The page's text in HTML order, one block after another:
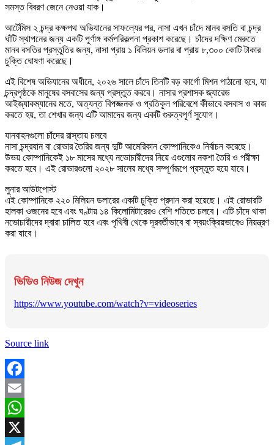
সমস্ত বিবরণ জেনে নেওয়া যাক।
আর্টেমিস ২ চন্দ্র কক্ষপথ অভিযানের সাফল্যের পর, নাসা এখন চাঁদে মানব বসতি বা চন্দ্র
ঘাঁটি স্থাপনের জন্য একটি পূর্ণাঙ্গ কর্মপরিকল্পনা প্রকাশ করেছে। চাঁদের দক্ষিণ মেরুতে
মানব বসতির প্রস্তুতির জন্য, নাসা প্রায় ১ বিলিয়ন ডলার বা প্রায় ৮,৩০০ কোটি টাকার
চুক্তি ঘোষণা করেছে।
এই বিশেষ অভিযানের অধীনে, ২০২৬ সালে চাঁদে তিনটি বড় কার্গো মিশন পাঠানো হবে, যা
চন্দ্রপৃষ্ঠকে মানুষের বসবাসের জন্য প্রস্তুত করবে। নাসার প্রশাসক জ্যারেড
আইজ্যাকম্যানের মতে, অত্যন্ত বিপজ্জনক ও প্রতিকূল পরিবেশে কীভাবে বসবাস ও কাজ
করতে হয়, তা শেখার জন্য এটি আমাদের জন্য একটি গুরুত্বপূর্ণ সুযোগ।
যানবাহনগুলো চাঁদের রাস্তায় চলবে
নাসা চন্দ্রযান বা রোভার তৈরির জন্য দুটি আমেরিকান কোম্পানিকেও নির্বাচন করেছে।
উভয় কোম্পানিকেই ১৮ মাসের মধ্যে নভোচারীদের নিয়ে এগুলোর নকশা তৈরি ও পরীক্ষা
করতে হবে। এই রোভারগুলো ২০২৮ সালের মধ্যে সম্পূর্ণরূপে প্রস্তুত হয়ে যাবে।
লুনার আউটপোস্ট
এই কোম্পানিকে ২২০ মিলিয়ন ডলারের একটি চুক্তি প্রদান করা হয়েছে। এই রোভারটি
হালকা ওজনের হবে এবং ঘণ্টায় ১৪ কিলোমিটারেরও বেশি গতিতে চলবে। এটি চাঁদে থাকা
নভোচারীদের দ্বারা চালিত হবে এবং পৃথিবী থেকে দূরবর্তীভাবে বা স্বয়ংক্রিয়ভাবেও নিয়ন্ত্রণ
করা যাবে।
ভিডিও নিউজ দেখুন
https://www.youtube.com/watch?v=videoseries
Source link
Facebook
Email
WhatsApp